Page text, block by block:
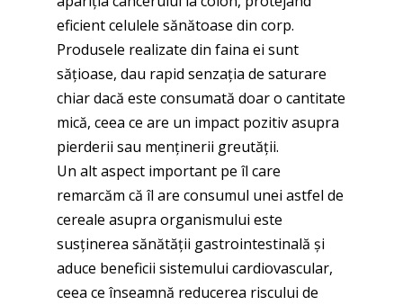
eficient celulele sănătoase din corp.
Produsele realizate din faina ei sunt
sățioase, dau rapid senzația de saturare
chiar dacă este consumată doar o cantitate
mică, ceea ce are un impact pozitiv asupra
pierderii sau menținerii greutății.
Un alt aspect important pe îl care
remarcăm că îl are consumul unei astfel de
cereale asupra organismului este
susținerea sănătății gastrointestinală și
aduce beneficii sistemului cardiovascular,
ceea ce înseamnă reducerea riscului de